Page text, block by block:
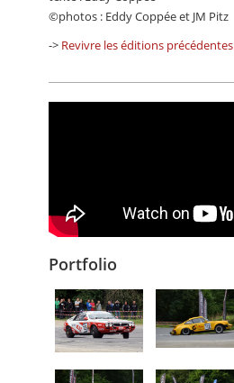
©photos : Eddy Coppée et JM Pitz
-> Revivre les éditions précédentes
Portfolio